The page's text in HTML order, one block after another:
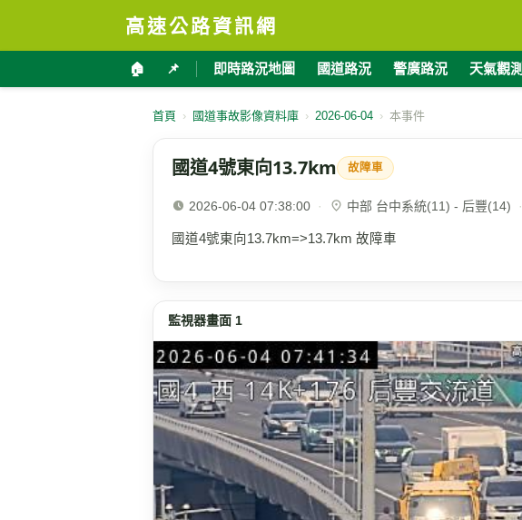
高速公路資訊網
🏠 📌 即時路況地圖 國道路況 警廣路況 天氣觀測
首頁 › 國道事故影像資料庫 › 2026-06-04 › 本事件
國道4號東向13.7km 故障車
2026-06-04 07:38:00 · 中部 台中系統(11) - 后豐(14) ·
國道4號東向13.7km=>13.7km 故障車
監視器畫面 1